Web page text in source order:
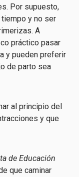
Por supuesto,
y no ser
A
práctico pasar
y pueden preferir
de parto sea
al principio del
y que
de Educación
que caminar